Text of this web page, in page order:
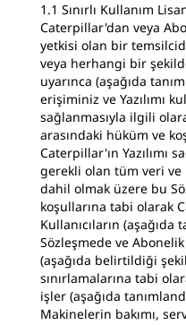
1.1 Sınırlı Kullanım
Caterpillar'dan veya
yetkisi olan bir
veya herhangi bir
uyarınca (aşağıda
erişiminiz ve Yazılımı
sağlanmasıyla ilgili
arasındaki hüküm ve
Caterpillar'ın Yazılımı
gerekli olan tüm veri ve
dahil olmak üzere bu
koşullarına tabi olarak
Kullanıcıların (aşağıda
Sözleşmede ve
(aşağıda belirtildiği
sınırlamalarına tabi
işler (aşağıda
Makinelerin bakımı,